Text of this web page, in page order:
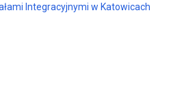
Integracyjnymi w Katowicach